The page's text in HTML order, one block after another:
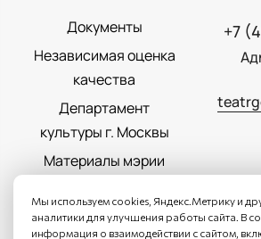
Документы
Независимая оценка
качества
Департамент
культуры г. Москвы
Материалы мэрии
Политика
+7
Мы используем cookies, Яндекс.Метрику и
аналитики для улучшения работы сайта. В
информация о взаимодействии с сайтом,